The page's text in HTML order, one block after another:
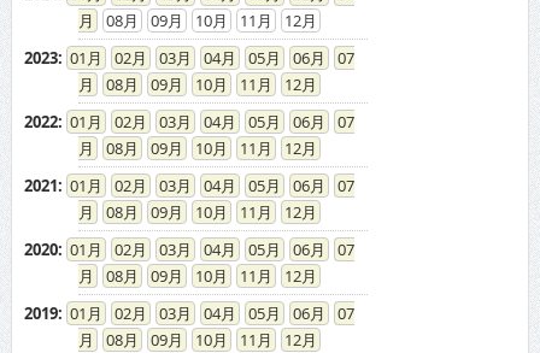
08
09 10 11
12
2023: 01 02 03 04 05 06
07
08
09 10 11
12
2022: 01 02 03 04 05 06
07
08
09 10 11
12
2021: 01 02 03 04 05 06
07
08
09 10 11
12
2020: 01 02 03 04 05 06
07
08
09 10 11
12
2019: 01 02 03 04 05 06
07
08
09 10 11
12